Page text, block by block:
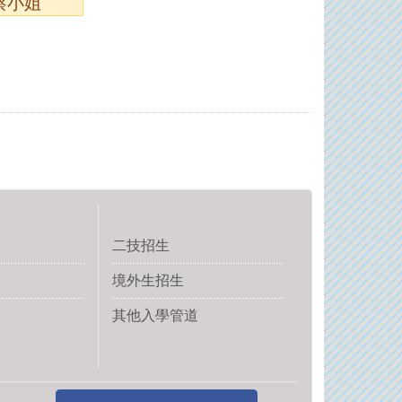
二技招生
境外生招生
其他入學管道